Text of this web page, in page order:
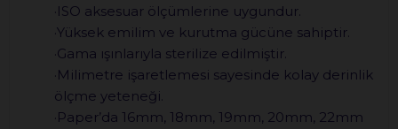
·ISO aksesuar ölçümlerine uygundur.
·Yüksek emilim ve kurutma gücüne sahiptir.
·Gama ışınlarıyla sterilize edilmiştir.
·Milimetre işaretlemesi sayesinde kolay derinlik
ölçme yeteneği.
·Paper’da 16mm, 18mm, 19mm, 20mm, 22mm